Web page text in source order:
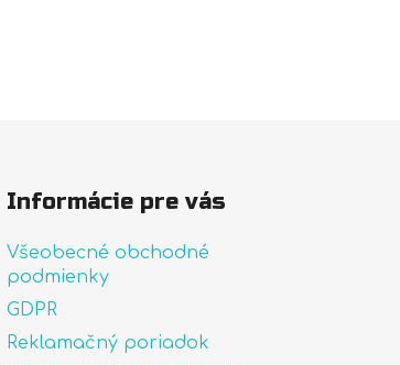
Informácie pre vás
Všeobecné obchodné
podmienky
GDPR
Reklamačný poriadok